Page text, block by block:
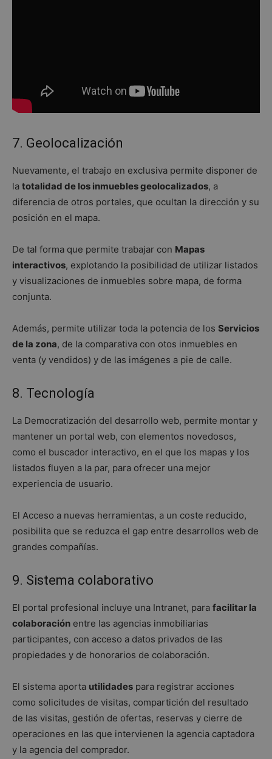
7. Geolocalización
Nuevamente, el trabajo en exclusiva permite disponer de
la totalidad de los inmuebles geolocalizados, a
diferencia de otros portales, que ocultan la dirección y su
posición en el mapa.
De tal forma que permite trabajar con Mapas
interactivos, explotando la posibilidad de utilizar listados
y visualizaciones de inmuebles sobre mapa, de forma
conjunta.
Además, permite utilizar toda la potencia de los Servicios
de la zona, de la comparativa con otos inmuebles en
venta (y vendidos) y de las imágenes a pie de calle.
8. Tecnología
La Democratización del desarrollo web, permite montar y
mantener un portal web, con elementos novedosos,
como el buscador interactivo, en el que los mapas y los
listados fluyen a la par, para ofrecer una mejor
experiencia de usuario.
El Acceso a nuevas herramientas, a un coste reducido,
posibilita que se reduzca el gap entre desarrollos web de
grandes compañías.
9. Sistema colaborativo
El portal profesional incluye una Intranet, para facilitar la
colaboración entre las agencias inmobiliarias
participantes, con acceso a datos privados de las
propiedades y de honorarios de colaboración.
El sistema aporta utilidades para registrar acciones
como solicitudes de visitas, compartición del resultado
de las visitas, gestión de ofertas, reservas y cierre de
operaciones en las que intervienen la agencia captadora
y la agencia del comprador.